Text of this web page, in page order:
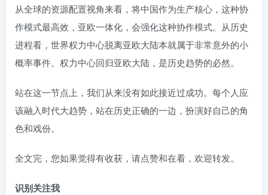
从全球的资源配置视角来看，将中国作为生产核心，这种协
作模式最高效，亚欧一体化，会强化这种协作模式。从历史
进程看，世界权力中心脱离亚欧大陆本就属于非常意外的小
概率事件。权力中心回归亚欧大陆，是历史趋势的必然。
站在这一节点上，我们从来没有如此接近过成功。每个人应
该融入时代大趋势，站在历史正确的一边，扮演好自己的角
色和戏份。
全文完，您如果觉得有收获，请点赞和在看，欢迎转发。
识别关注我